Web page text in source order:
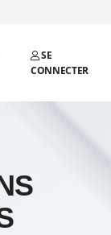
SE
CONNECTER